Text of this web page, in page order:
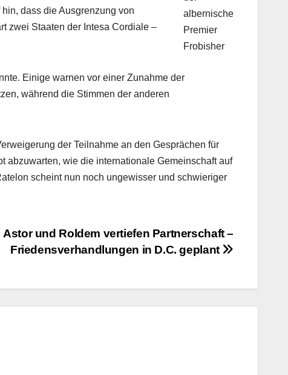
albernische
Premier
Frobisher
dass die Ausgrenzung von
zwei Staaten der Intesa Cordiale –
Einige warnen vor einer Zunahme der
während die Stimmen der anderen
der Teilnahme an den Gesprächen für
abzuwarten, wie die internationale Gemeinschaft auf
scheint nun noch ungewisser und schwieriger
Astor und Roldem vertiefen Partnerschaft –
Friedensverhandlungen in D.C. geplant